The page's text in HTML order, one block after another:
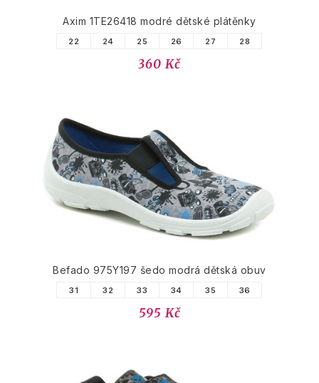
Axim 1TE26418 modré dětské plátěnky
22 24 25 26 27 28
360 Kč
Befado 975Y197 šedo modrá dětská obuv
31 32 33 34 35 36
595 Kč